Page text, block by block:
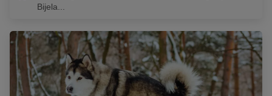
Bijela...